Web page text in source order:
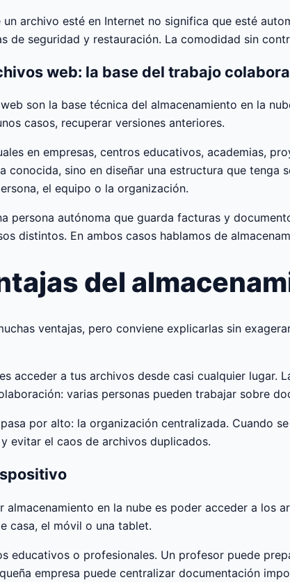
un archivo esté en Internet no significa que esté
de seguridad y restauración. La comodidad sin
web: la base del trabajo
son la base técnica del almacenamiento en la
casos, recuperar versiones anteriores.
en empresas, centros educativos, academias,
conocida, sino en diseñar una estructura que
el equipo o la organización.
persona autónoma que guarda facturas y
distintos. En ambos casos hablamos de
del
ventajas, pero conviene explicarlas sin
acceder a tus archivos desde casi cualquier
varias personas pueden trabajar sobre
por alto: la organización centralizada. Cuando
evitar el caos de archivos duplicados.
almacenamiento en la nube es poder acceder a
casa, el móvil o una tablet.
educativos o profesionales. Un profesor puede
empresa puede centralizar documentación